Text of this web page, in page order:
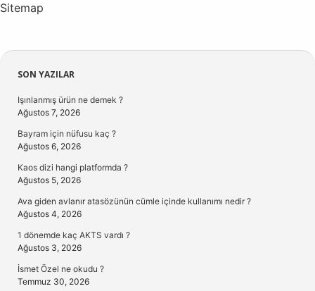
Sitemap
Sidebar
SON YAZILAR
Işınlanmış ürün ne demek ?
Ağustos 7, 2026
Bayram için nüfusu kaç ?
Ağustos 6, 2026
Kaos dizi hangi platformda ?
Ağustos 5, 2026
Ava giden avlanır atasözünün cümle içinde kullanımı nedir ?
Ağustos 4, 2026
1 dönemde kaç AKTS vardı ?
Ağustos 3, 2026
İsmet Özel ne okudu ?
Temmuz 30, 2026